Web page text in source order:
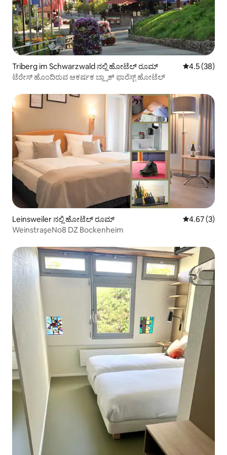
Triberg im Schwarzwald ನಲ್ಲಿ ಹೋಟೆಲ್ ರೂಮ್ 5 ರಲ್ಲಿ 4.5
4.5 (38)
ಟೆರೇಸ್ ಹೊಂದಿರುವ ಆಕರ್ಷಕ ಬ್ಲ್ಯಾಕ್ ಫಾರೆಸ್ಟ್ ಹೋಟೆಲ್
Leinsweiler ನಲ್ಲಿ ಹೋಟೆಲ್ ರೂಮ್ 5 ರಲ್ಲಿ 4.67
4.67 (3)
WeinstraşeNo8 DZ Bockenheim